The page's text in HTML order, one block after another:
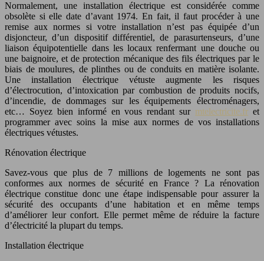
Normalement, une installation électrique est considérée comme
obsolète si elle date d’avant 1974. En fait, il faut procéder à une
remise aux normes si votre installation n’est pas équipée d’un
disjoncteur, d’un dispositif différentiel, de parasurtenseurs, d’une
liaison équipotentielle dans les locaux renfermant une douche ou
une baignoire, et de protection mécanique des fils électriques par le
biais de moulures, de plinthes ou de conduits en matière isolante.
Une installation électrique vétuste augmente les risques
d’électrocution, d’intoxication par combustion de produits nocifs,
d’incendie, de dommages sur les équipements électroménagers,
etc… Soyez bien informé en vous rendant sur mtelectricite.fr et
programmer avec soins la mise aux normes de vos installations
électriques vétustes.
Rénovation électrique
Savez-vous que plus de 7 millions de logements ne sont pas
conformes aux normes de sécurité en France ? La rénovation
électrique constitue donc une étape indispensable pour assurer la
sécurité des occupants d’une habitation et en même temps
d’améliorer leur confort. Elle permet même de réduire la facture
d’électricité la plupart du temps.
Installation électrique